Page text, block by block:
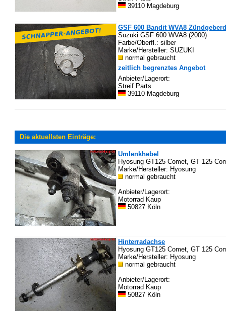
39110 Magdeburg
GSF 600 Bandit WVA8
Suzuki GSF 600 WVA8 (2000)
Farbe/Oberfl.: silber
Marke/Hersteller: SUZUKI
normal gebraucht
zeitlich begrenztes Angebot
Anbieter/Lagerort:
Streif Parts
39110 Magdeburg
Die aktuellsten Einträge:
Umlenkhebel
Hyosung GT125 Comet, GT 125
Marke/Hersteller: Hyosung
normal gebraucht
Anbieter/Lagerort:
Motorrad Kaup
50827 Köln
Hinterradachse
Hyosung GT125 Comet, GT 125
Marke/Hersteller: Hyosung
normal gebraucht
Anbieter/Lagerort:
Motorrad Kaup
50827 Köln